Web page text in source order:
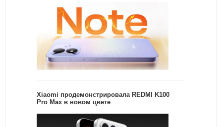
Xiaomi продемонстрировала REDMI K100
Pro Max в новом цвете